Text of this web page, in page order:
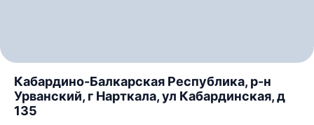
Кабардино-Балкарская Республика, р-н
Урванский, г Нарткала, ул Кабардинская, д
135